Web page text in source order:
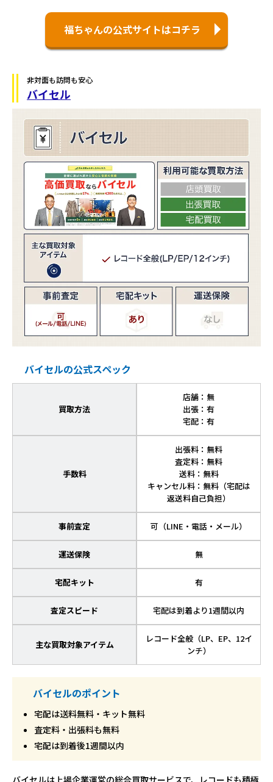
福ちゃんの公式サイトはコチラ
非対面も訪問も安心
バイセル
バイセルの公式スペック
買取方法
店舗：無
出張：有
宅配：有
手数料
出張料：無料
査定料：無料
送料：無料
キャンセル料：無料（宅配は
返送料自己負担）
事前査定 可（LINE・電話・メール）
運送保険 無
宅配キット 有
査定スピード 宅配は到着より1週間以内
主な買取対象アイテム
レコード全般（LP、EP、12イ
ンチ）
バイセルのポイント
宅配は送料無料・キット無料
査定料・出張料も無料
宅配は到着後1週間以内